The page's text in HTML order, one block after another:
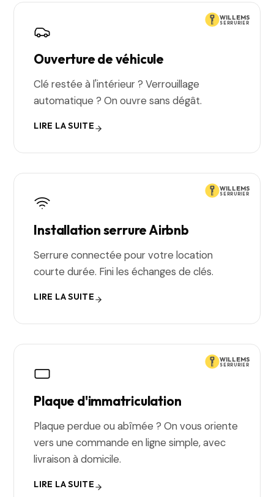
WILLEMS
SERRURIER
Ouverture de véhicule
Clé restée à l'intérieur ? Verrouillage
automatique ? On ouvre sans dégât.
LIRE LA SUITE
WILLEMS
SERRURIER
Installation serrure Airbnb
Serrure connectée pour votre location
courte durée. Fini les échanges de clés.
LIRE LA SUITE
WILLEMS
SERRURIER
Plaque d'immatriculation
Plaque perdue ou abîmée ? On vous oriente
vers une commande en ligne simple, avec
livraison à domicile.
LIRE LA SUITE